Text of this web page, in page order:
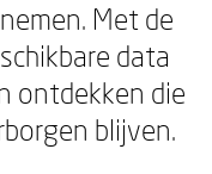
Met de
data
ontdekken die
blijven.